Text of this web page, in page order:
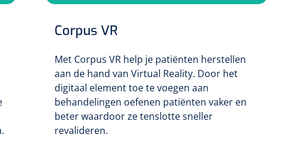
Corpus VR
Met Corpus VR help je patiënten herstellen
aan de hand van Virtual Reality. Door het
digitaal element toe te voegen aan
behandelingen oefenen patiënten vaker en
beter waardoor ze tenslotte sneller
revalideren.